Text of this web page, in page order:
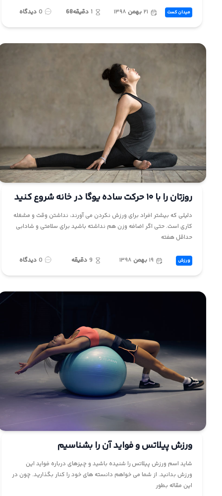
میدان کست ۲۱ بهمن ۱۳۹۸ 1 دقیقه68 0 دیدگاه
روزتان را با ۱۰ حرکت ساده یوگا در خانه شروع کنید
دلیلی که بیشتر افراد برای ورزش نکردن می آورند، نداشتن وقت و مشغله
کاری است. حتی اگر اضافه وزن هم نداشته باشید برای سلامتی و شادابی
حداقل هفته
ورزش ۱۹ بهمن ۱۳۹۸ 9 دقیقه 0 دیدگاه
ورزش پیلاتس و فواید آن را بشناسیم
شاید اسم ورزش پیلاتس را شنیده باشید و چیزهای درباره فواید این
ورزش بدانید. از شما می خواهم دانسته های خود را کنار بگذارید. چون در
این مقاله بطور